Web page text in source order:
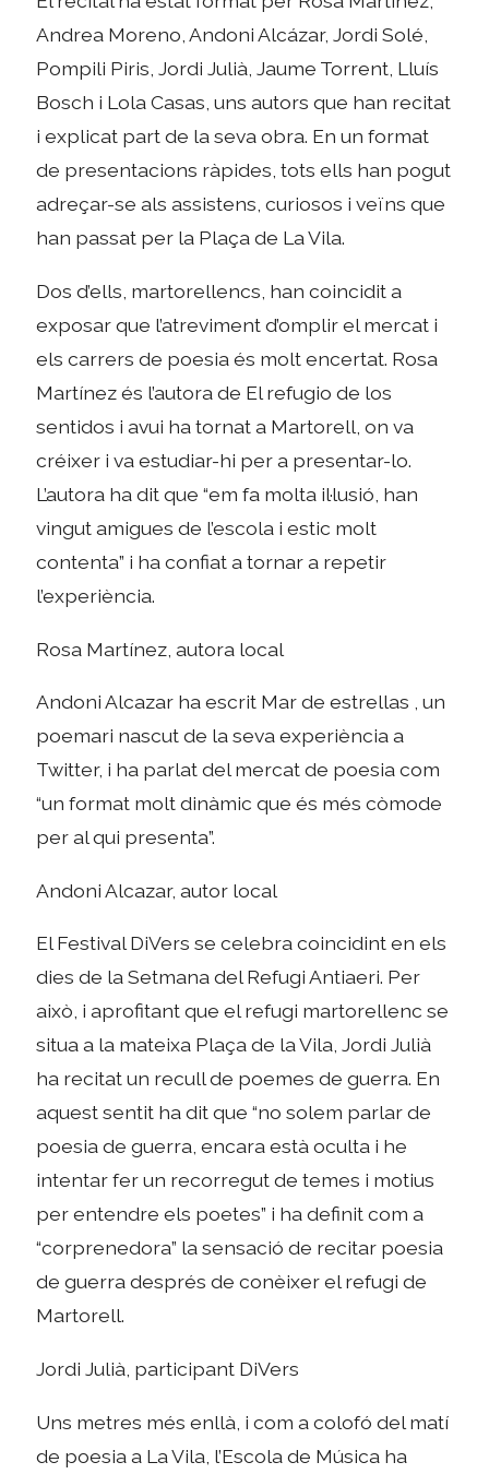
Andrea Moreno, Andoni Alcázar, Jordi Solé,
Pompili Piris, Jordi Julià, Jaume Torrent, Lluís
Bosch i Lola Casas, uns autors que han recitat
i explicat part de la seva obra. En un format
de presentacions ràpides, tots ells han pogut
adreçar-se als assistens, curiosos i veïns que
han passat per la Plaça de La Vila.
Dos d’ells, martorellencs, han coincidit a
exposar que l’atreviment d’omplir el mercat i
els carrers de poesia és molt encertat. Rosa
Martínez és l’autora de El refugio de los
sentidos i avui ha tornat a Martorell, on va
créixer i va estudiar-hi per a presentar-lo.
L’autora ha dit que “em fa molta il·lusió, han
vingut amigues de l’escola i estic molt
contenta” i ha confiat a tornar a repetir
l’experiència.
Rosa Martínez, autora local
Andoni Alcazar ha escrit Mar de estrellas , un
poemari nascut de la seva experiència a
Twitter, i ha parlat del mercat de poesia com
“un format molt dinàmic que és més còmode
per al qui presenta”.
Andoni Alcazar, autor local
El Festival DiVers se celebra coincidint en els
dies de la Setmana del Refugi Antiaeri. Per
això, i aprofitant que el refugi martorellenc se
situa a la mateixa Plaça de la Vila, Jordi Julià
ha recitat un recull de poemes de guerra. En
aquest sentit ha dit que “no solem parlar de
poesia de guerra, encara està oculta i he
intentar fer un recorregut de temes i motius
per entendre els poetes” i ha definit com a
“corprenedora” la sensació de recitar poesia
de guerra després de conèixer el refugi de
Martorell.
Jordi Julià, participant DiVers
Uns metres més enllà, i com a colofó del matí
de poesia a La Vila, l’Escola de Música ha